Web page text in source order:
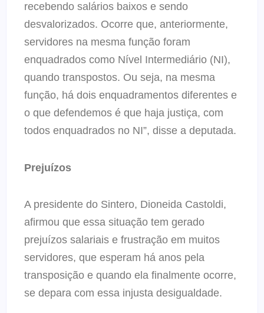
recebendo salários baixos e sendo
desvalorizados. Ocorre que, anteriormente,
servidores na mesma função foram
enquadrados como Nível Intermediário (NI),
quando transpostos. Ou seja, na mesma
função, há dois enquadramentos diferentes e
o que defendemos é que haja justiça, com
todos enquadrados no NI”, disse a deputada.
Prejuízos
A presidente do Sintero, Dioneida Castoldi,
afirmou que essa situação tem gerado
prejuízos salariais e frustração em muitos
servidores, que esperam há anos pela
transposição e quando ela finalmente ocorre,
se depara com essa injusta desigualdade.